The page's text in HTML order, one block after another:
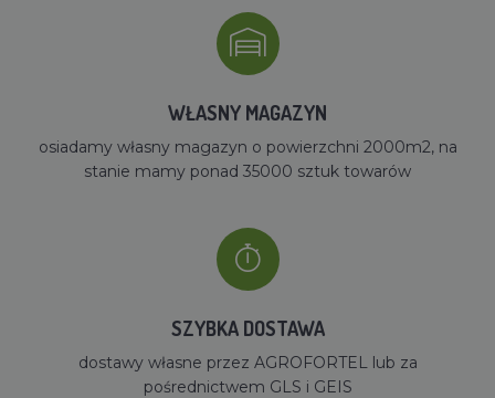
WŁASNY MAGAZYN
osiadamy własny magazyn o powierzchni 2000m2, na
stanie mamy ponad 35000 sztuk towarów
SZYBKA DOSTAWA
dostawy własne przez AGROFORTEL lub za
pośrednictwem GLS i GEIS